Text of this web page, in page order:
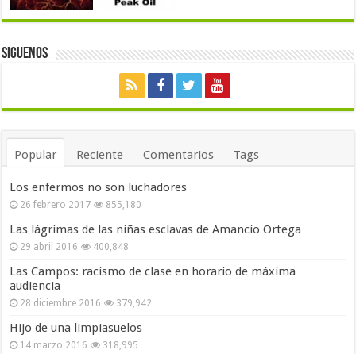
Siguenos
Popular Reciente Comentarios Tags
Los enfermos no son luchadores
26 febrero 2017 855,180
Las lágrimas de las niñas esclavas de Amancio Ortega
29 abril 2016 400,848
Las Campos: racismo de clase en horario de máxima
audiencia
28 diciembre 2016 379,942
Hijo de una limpiasuelos
14 marzo 2016 318,995